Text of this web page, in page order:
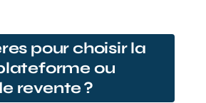
pour choisir la
ou
revente ?